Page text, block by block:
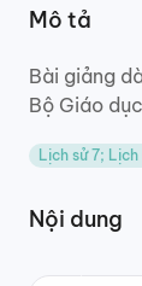
Mô tả
Bài giảng
Bộ Giáo
Lịch sử 7;
Nội dung